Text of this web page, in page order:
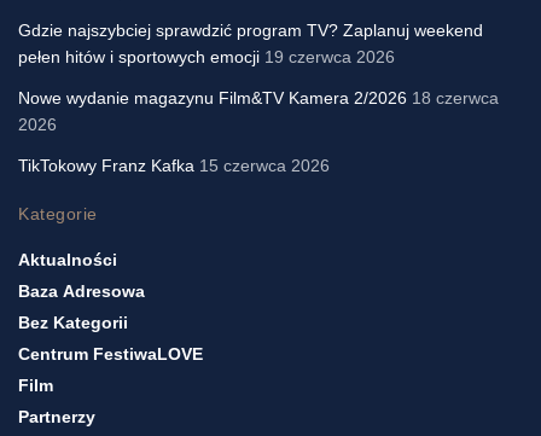
Gdzie najszybciej sprawdzić program TV? Zaplanuj weekend
pełen hitów i sportowych emocji 19 czerwca 2026
Nowe wydanie magazynu Film&TV Kamera 2/2026 18 czerwca
2026
TikTokowy Franz Kafka 15 czerwca 2026
Kategorie
Aktualności
Baza Adresowa
Bez Kategorii
Centrum FestiwaLOVE
Film
Partnerzy